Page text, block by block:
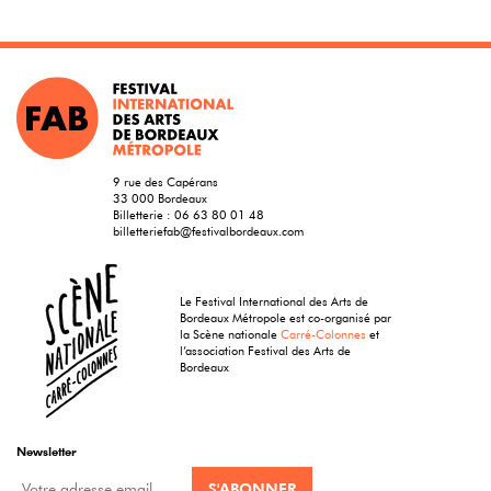
9 rue des Capérans
33 000 Bordeaux
Billetterie : 06 63 80 01 48
billetteriefab@festivalbordeaux.com
Le Festival International des Arts de
Bordeaux Métropole est co-organisé par
la Scène nationaleCarré-Colonnes et
l’association Festival des Arts de
Bordeaux
Newsletter